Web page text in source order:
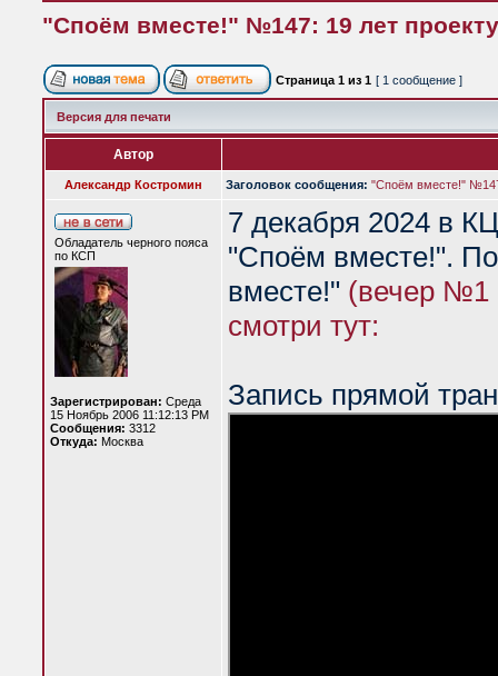
"Споём вместе!" №147: 19 лет проекту
Страница 1 из 1 [ 1 сообщение ]
Версия для печати
Автор
Александр Костромин Заголовок сообщения: "Споём вместе!"
Обладатель черного пояса
по КСП
Зарегистрирован: Среда
15 Ноябрь 2006 11:12:13 PM
Сообщения: 3312
Откуда: Москва
7 декабря 2024 в
"Споём вместе!".
вместе!" (вечер №1
смотри тут:
Запись прямой